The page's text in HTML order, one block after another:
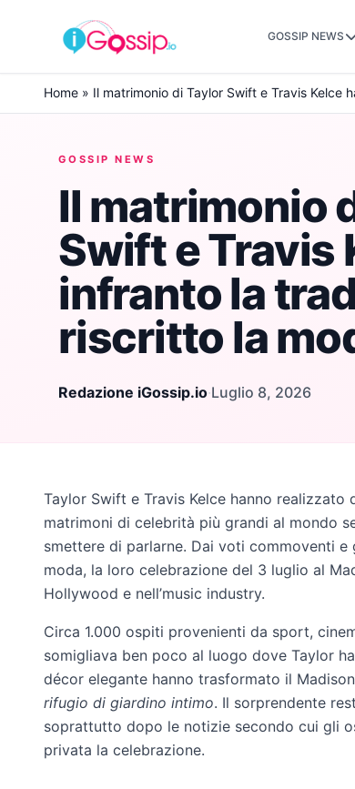
Skip to content
GOSSIP NEWS
Home » Il matrimonio di Taylor Swift e Travis Kelce
GOSSIP NEWS
Il matrimonio
Swift e Travis
infranto la
riscritto la
Redazione iGossip.io·Luglio 8, 2026
Taylor Swift e Travis Kelce hanno
matrimoni di celebrità più grandi al mondo
smettere di parlarne. Dai voti commoventi
moda, la loro celebrazione del 3 luglio al
Hollywood e nell’music industry.
Circa 1.000 ospiti provenienti da sport,
somigliava ben poco al luogo dove Taylor
décor elegante hanno trasformato il
rifugio di giardino intimo. Il sorprendente
soprattutto dopo le notizie secondo cui gli
privata la celebrazione.